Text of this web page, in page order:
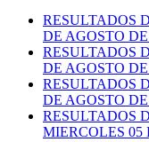
RESULTADOS
DE AGOSTO
RESULTADOS
DE AGOSTO
RESULTADOS
DE AGOSTO
RESULTADOS
MIERCOLES 05